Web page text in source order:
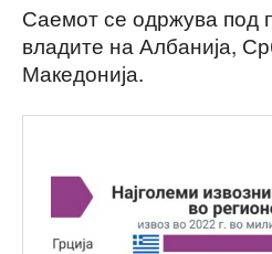
Саемот се одржува под
владите на Албанија,
Македонија.